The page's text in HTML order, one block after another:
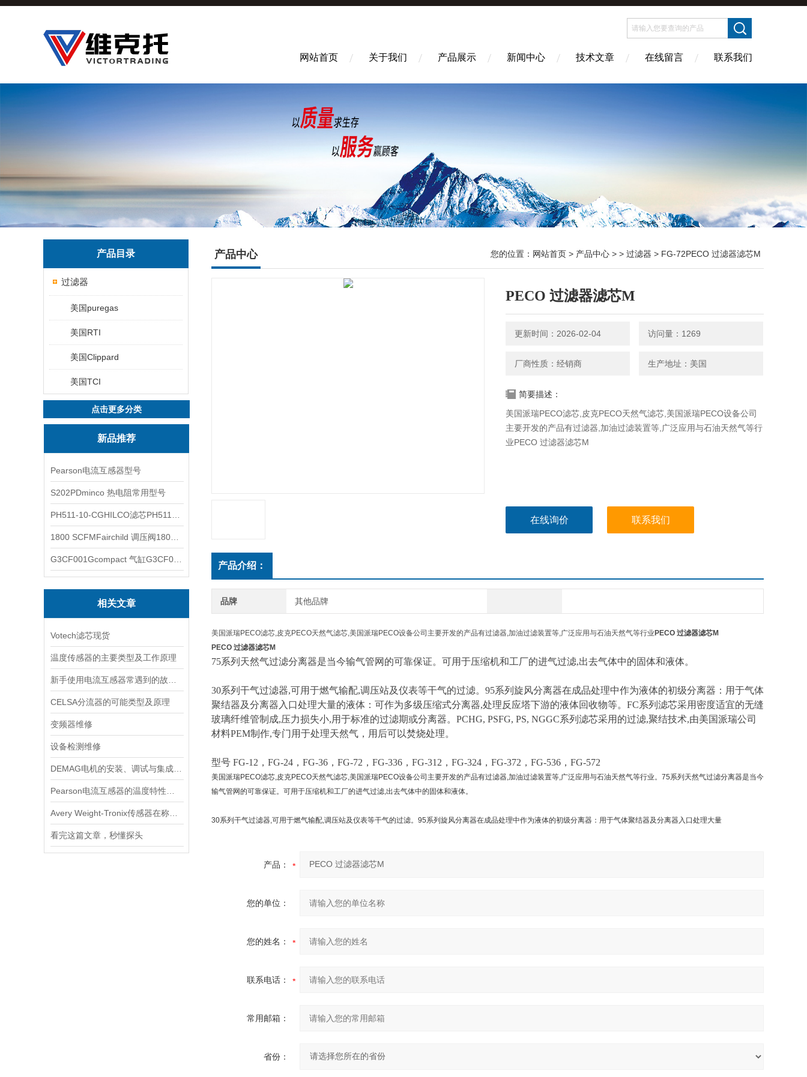
网站首页 关于我们 产品展示 新闻中心 技术文章 在线留言 联系我们
产品目录
过滤器
美国puregas
美国RTI
美国Clippard
美国TCI
点击更多分类
新品推荐
Pearson电流互感器型号
S202PDminco 热电阻常用型号
相关文章
Votech滤芯现货
温度传感器的主要类型及工作原理
CELSA分流器的可能类型及原理
变频器维修
设备检测维修
看完这篇文章，秒懂探头
产品中心 您的位置： 网站首页 > 产品中心 > > 过滤器 > FG-72PECO 过滤器滤芯M
PECO 过滤器滤芯M
更新时间：2026-02-04 访问量：1269
厂商性质：经销商 生产地址：美国
简要描述：
美国派瑞PECO滤芯,皮克PECO天然气滤芯,美国派瑞PECO设备公司
主要开发的产品有过滤器,加油过滤装置等,广泛应用与石油天然气等行
业PECO 过滤器滤芯M
在线询价 联系我们
产品介绍：
品牌 其他品牌
美国派瑞PECO滤芯,皮克PECO天然气滤芯,美国派瑞PECO设备公司主要开发的产品有过滤器,加油过滤装置等,广泛应用与石油天然气等行业 PECO 过滤器滤芯M
PECO 过滤器滤芯M
75系列天然气过滤分离器是当今输气管网的可靠保证。可用于压缩机和工厂的进气过滤,出去气体中的固体和液体。
30系列干气过滤器,可用于燃气输配,调压站及仪表等干气的过滤。95系列旋风分离器在成品处理中作为液体的初级分离器：用于气体
聚结器及分离器入口处理大量的液体：可作为多级压缩式分离器,处理反应塔下游的液体回收物等。FC系列滤芯采用密度适宜的无缝
玻璃纤维管制成,压力损失小,用于标准的过滤期或分离器。PCHG, PSFG, PS, NGGC系列滤芯采用的过滤,聚结技术,由美国派瑞公司
材料PEM制作,专门用于处理天然气，用后可以焚烧处理。
型号 FG-12，FG-24，FG-36，FG-72，FG-336，FG-312，FG-324，FG-372，FG-536，FG-572
美国派瑞PECO滤芯,皮克PECO天然气滤芯,美国派瑞PECO设备公司主要开发的产品有过滤器,加油过滤装置等,广泛应用与石油天然气等行业。75系列天然气过滤分离器是当今
输气管网的可靠保证。可用于压缩机和工厂的进气过滤,出去气体中的固体和液体。
30系列干气过滤器,可用于燃气输配,调压站及仪表等干气的过滤。95系列旋风分离器在成品处理中作为液体的初级分离器：用于气体聚结器及分离器入口处理大量
产品：
您的单位：
您的姓名：
联系电话：
常用邮箱：
省份：